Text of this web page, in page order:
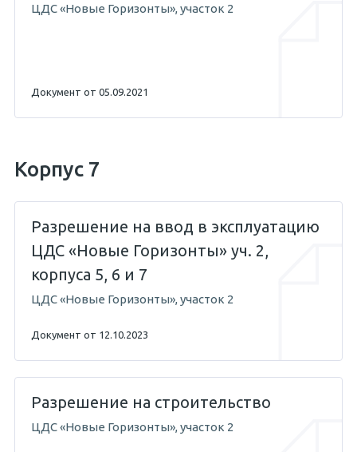
ЦДС «Новые Горизонты», участок 2
Документ от 05.09.2021
Корпус 7
Разрешение на ввод в эксплуатацию
ЦДС «Новые Горизонты» уч. 2,
корпуса 5, 6 и 7
ЦДС «Новые Горизонты», участок 2
Документ от 12.10.2023
Разрешение на строительство
ЦДС «Новые Горизонты», участок 2